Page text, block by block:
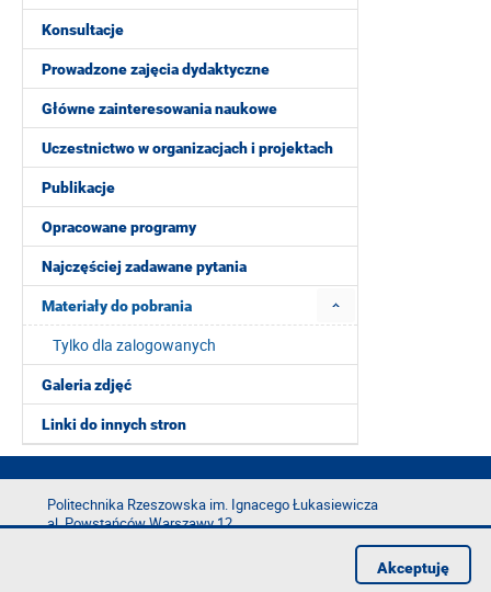
Konsultacje
Prowadzone zajęcia dydaktyczne
Główne zainteresowania naukowe
Uczestnictwo w organizacjach i projektach
Publikacje
Opracowane programy
Najczęściej zadawane pytania
Materiały do pobrania
Tylko dla zalogowanych
Galeria zdjęć
Linki do innych stron
Politechnika Rzeszowska im. Ignacego Łukasiewicza
al. Powstańców Warszawy 12
Akceptuję